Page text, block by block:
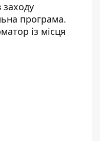
заходу
програма.
із місця